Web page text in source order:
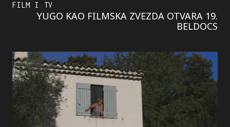
FILM I TV
YUGO KAO FILMSKA ZVEZDA OTVARA 19.
BELDOCS